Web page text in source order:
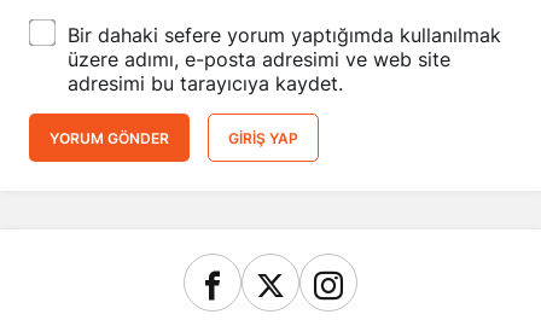
Bir dahaki sefere yorum yaptığımda kullanılmak
üzere adımı, e-posta adresimi ve web site
adresimi bu tarayıcıya kaydet.
YORUM GÖNDER GIRIŞ YAP